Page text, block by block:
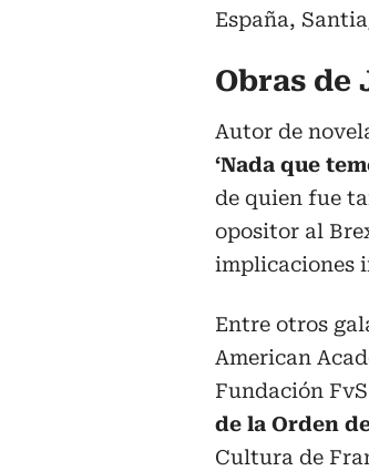
España,
Obras de
Autor de
‘Nada que
de quien fue
opositor al
implicaciones
Entre otros
American
Fundación
de la Orden
Cultura de